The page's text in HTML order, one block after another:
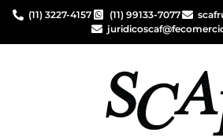
(11) 3227-4157 (11) 99133-7077